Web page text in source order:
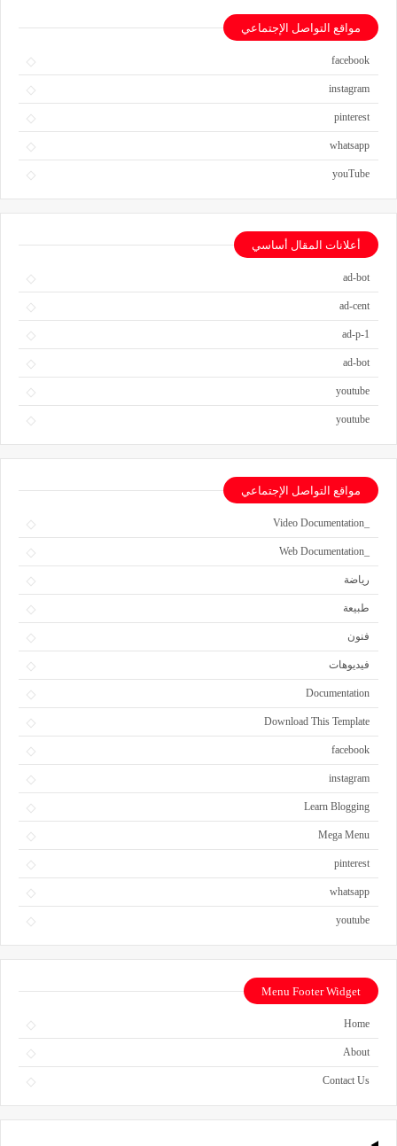
مواقع التواصل الإجتماعي
facebook
instagram
pinterest
whatsapp
youTube
أعلانات المقال أساسي
ad-bot
ad-cent
ad-p-1
ad-bot
youtube
youtube
مواقع التواصل الإجتماعي
رياضة
طبيعة
فنون
فيديوهات
Documentation
Download This Template
facebook
instagram
Learn Blogging
Mega Menu
pinterest
whatsapp
youtube
Menu Footer Widget
Home
About
Contact Us